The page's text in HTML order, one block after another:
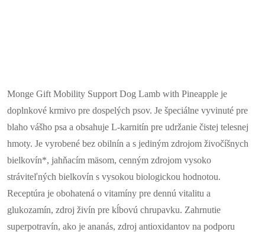
Monge Gift Mobility Support Dog Lamb with Pineapple je
doplnkové krmivo pre dospelých psov. Je špeciálne vyvinuté pre
blaho vášho psa a obsahuje L-karnitín pre udržanie čistej telesnej
hmoty. Je vyrobené bez obilnín a s jediným zdrojom živočíšnych
bielkovín*, jahňacím mäsom, cenným zdrojom vysoko
stráviteľných bielkovín s vysokou biologickou hodnotou.
Receptúra ​​je obohatená o vitamíny pre dennú vitalitu a
glukozamín, zdroj živín pre kĺbovú chrupavku. Zahrnutie
superpotravín, ako je ananás, zdroj antioxidantov na podporu